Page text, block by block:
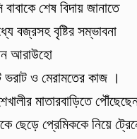
শেষ বিদায় জানাতে
বজ্রসহ বৃষ্টির সম্ভাবনা
আরাউহো
ভরাট ও মেরামতের কাজ ।
মাতারবাড়িতে
ছেড়ে প্রেমিককে নিয়ে